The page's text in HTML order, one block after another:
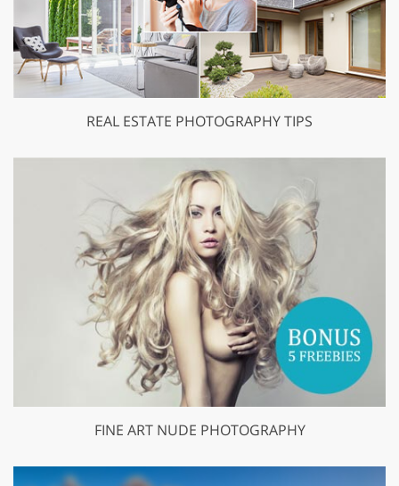
REAL ESTATE PHOTOGRAPHY TIPS
FINE ART NUDE PHOTOGRAPHY